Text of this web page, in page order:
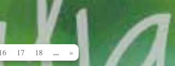
16 17 18 ... »